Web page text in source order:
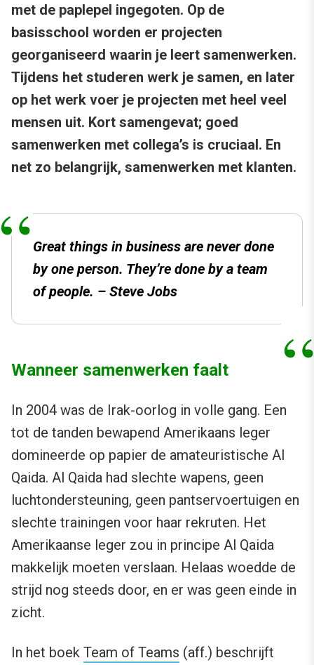
met de paplepel ingegoten. Op de
basisschool worden er projecten
georganiseerd waarin je leert samenwerken.
Tijdens het studeren werk je samen, en later
op het werk voer je projecten met heel veel
mensen uit. Kort samengevat; goed
samenwerken met collega’s is cruciaal. En
net zo belangrijk, samenwerken met klanten.
Great things in business are never done
by one person. They’re done by a team
of people. – Steve Jobs
Wanneer samenwerken faalt
In 2004 was de Irak-oorlog in volle gang. Een
tot de tanden bewapend Amerikaans leger
domineerde op papier de amateuristische Al
Qaida. Al Qaida had slechte wapens, geen
luchtondersteuning, geen pantservoertuigen en
slechte trainingen voor haar rekruten. Het
Amerikaanse leger zou in principe Al Qaida
makkelijk moeten verslaan. Helaas woedde de
strijd nog steeds door, en er was geen einde in
zicht.
In het boek Team of Teams (aff.) beschrijft